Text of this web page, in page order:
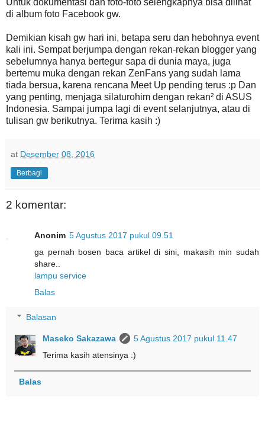
Untuk dokumentasi dan foto-foto selengkapnya bisa dilihat
di album foto Facebook gw.
Demikian kisah gw hari ini, betapa seru dan hebohnya event
kali ini. Sempat berjumpa dengan rekan-rekan blogger yang
sebelumnya hanya bertegur sapa di dunia maya, juga
bertemu muka dengan rekan ZenFans yang sudah lama
tiada bersua, karena rencana Meet Up pending terus :p Dan
yang penting, menjaga silaturohim dengan rekan² di ASUS
Indonesia. Sampai jumpa lagi di event selanjutnya, atau di
tulisan gw berikutnya. Terima kasih :)
at Desember 08, 2016
Berbagi
2 komentar:
Anonim 5 Agustus 2017 pukul 09.51
ga pernah bosen baca artikel di sini, makasih min sudah
share..
lampu service
Balas
Balasan
Maseko Sakazawa
5 Agustus 2017 pukul 11.47
Terima kasih atensinya :)
Balas